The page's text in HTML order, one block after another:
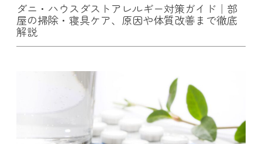
ダニ・ハウスダストアレルギー対策ガイド｜部
屋の掃除・寝具ケア、原因や体質改善まで徹底
解説